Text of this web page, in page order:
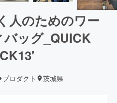
人のためのワー
ッグ_QUICK
プロダクト 茨城県